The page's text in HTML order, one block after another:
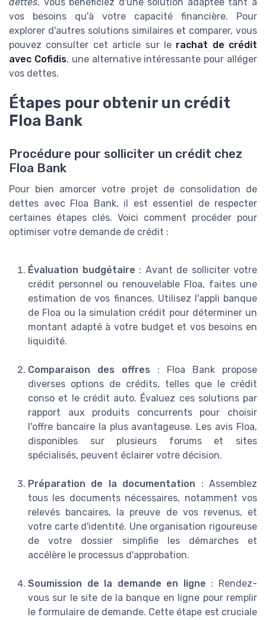
vos besoins qu'à votre capacité financière. Pour
explorer d'autres solutions similaires et comparer, vous
pouvez consulter cet article sur le rachat de crédit
avec Cofidis, une alternative intéressante pour alléger
vos dettes.
Étapes pour obtenir un crédit
Floa Bank
Procédure pour solliciter un crédit chez
Floa Bank
Pour bien amorcer votre projet de consolidation de
dettes avec Floa Bank, il est essentiel de respecter
certaines étapes clés. Voici comment procéder pour
optimiser votre demande de crédit :
Évaluation budgétaire : Avant de solliciter votre
crédit personnel ou renouvelable Floa, faites une
estimation de vos finances. Utilisez l'appli banque
de Floa ou la simulation crédit pour déterminer un
montant adapté à votre budget et vos besoins en
liquidité.
Comparaison des offres : Floa Bank propose
diverses options de crédits, telles que le crédit
conso et le crédit auto. Évaluez ces solutions par
rapport aux produits concurrents pour choisir
l'offre bancaire la plus avantageuse. Les avis Floa,
disponibles sur plusieurs forums et sites
spécialisés, peuvent éclairer votre décision.
Préparation de la documentation : Assemblez
tous les documents nécessaires, notamment vos
relevés bancaires, la preuve de vos revenus, et
votre carte d'identité. Une organisation rigoureuse
de votre dossier simplifie les démarches et
accélère le processus d'approbation.
Soumission de la demande en ligne : Rendez-
vous sur le site de la banque en ligne pour remplir
le formulaire de demande. Cette étape est cruciale